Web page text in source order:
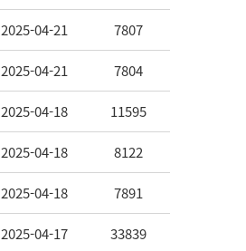
2025-04-21 7807
2025-04-21 7804
2025-04-18 11595
2025-04-18 8122
2025-04-18 7891
2025-04-17 33839